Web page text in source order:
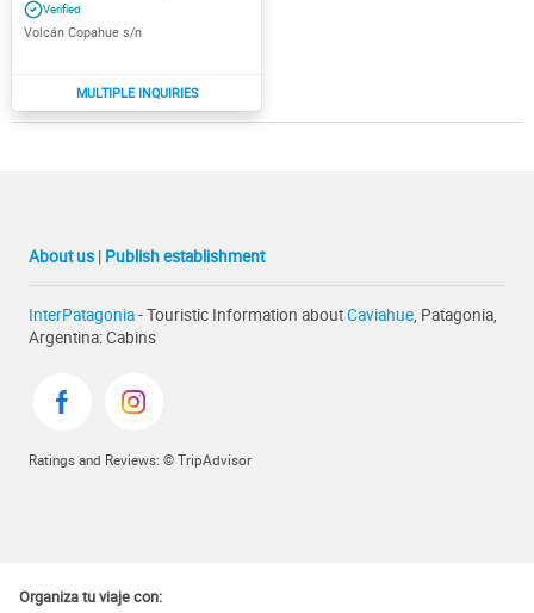
Volcán Copahue s/n
About us | Publish establishment
InterPatagonia- Touristic Information aboutCaviahue, Patagonia,
Argentina: Cabins
Ratings and Reviews: © TripAdvisor
Organiza tu viaje con: